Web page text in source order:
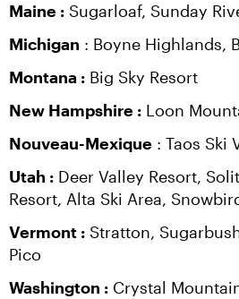
Maine : Sugarloaf, Sunday
Michigan : Boyne Highlands,
Montana : Big Sky Resort
New Hampshire : Loon
Nouveau-Mexique : Taos Ski
Utah : Deer Valley Resort,
Resort, Alta Ski Area,
Vermont : Stratton,
Pico
Washington : Crystal